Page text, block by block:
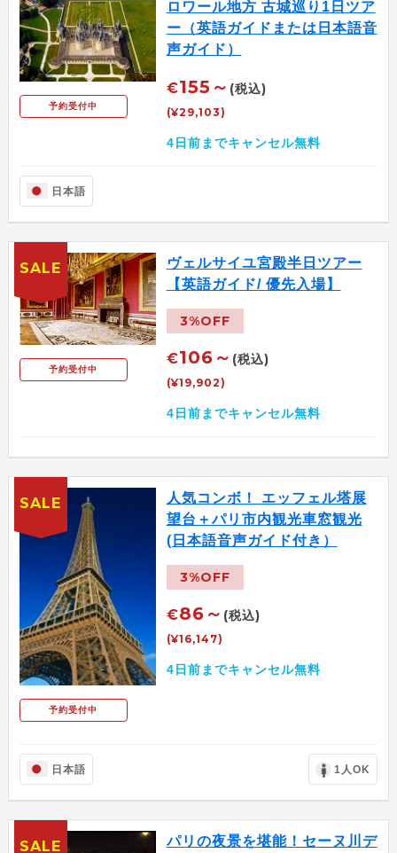
予約受付中
ロワール地方 古城巡り1日ツア
ー（英語ガイドまたは日本語音
声ガイド）
€155～ (税込)
(¥29,103)
4日前までキャンセル無料
日本語
予約受付中
ヴェルサイユ宮殿半日ツアー
【英語ガイド/ 優先入場】
3%OFF
€106～ (税込)
(¥19,902)
4日前までキャンセル無料
SALE
予約受付中
人気コンボ！ エッフェル塔展
望台＋パリ市内観光車窓観光
(日本語音声ガイド付き）
3%OFF
€86～ (税込)
(¥16,147)
4日前までキャンセル無料
日本語 1人OK
SALE
パリの夜景を堪能！セーヌ川デ
SALE